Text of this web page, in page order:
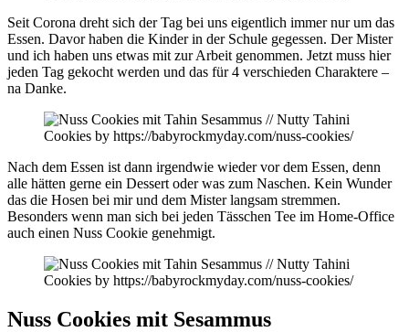
Seit Corona dreht sich der Tag bei uns eigentlich immer nur um das
Essen. Davor haben die Kinder in der Schule gegessen. Der Mister
und ich haben uns etwas mit zur Arbeit genommen. Jetzt muss hier
jeden Tag gekocht werden und das für 4 verschieden Charaktere –
na Danke.
Nach dem Essen ist dann irgendwie wieder vor dem Essen, denn
alle hätten gerne ein Dessert oder was zum Naschen. Kein Wunder
das die Hosen bei mir und dem Mister langsam stremmen.
Besonders wenn man sich bei jeden Tässchen Tee im Home-Office
auch einen Nuss Cookie genehmigt.
Nuss Cookies mit Sesammus